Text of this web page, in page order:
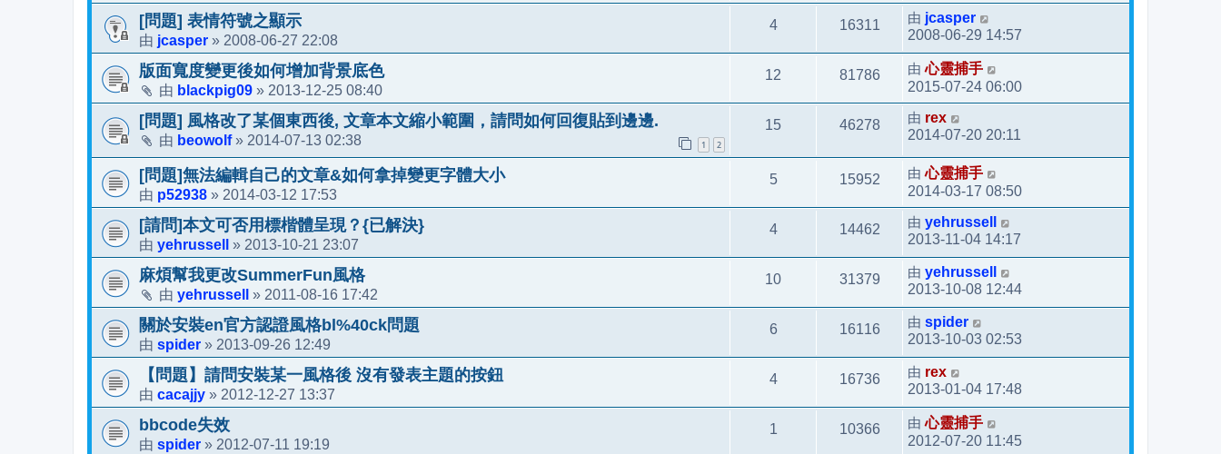
[問題] 表情符號之顯示
由 jcasper » 2008-06-27 22:08
4 16311 由 jcasper
2008-06-29 14:57
版面寬度變更後如何增加背景底色
由 blackpig09 » 2013-12-25 08:40
12 81786 由心靈捕手
2015-07-24 06:00
[問題] 風格改了某個東西後, 文章本文縮小範圍，請問如何回復貼到邊邊.
由 beowolf» 2014-07-13 02:38 1 2
15 46278 由 rex
2014-07-20 20:11
[問題]無法編輯自己的文章&如何拿掉變更字體大小
由 p52938 » 2014-03-12 17:53
5 15952 由心靈捕手
2014-03-17 08:50
[請問]本文可否用標楷體呈現？{已解決}
由 yehrussell » 2013-10-21 23:07
4 14462 由 yehrussell
2013-11-04 14:17
麻煩幫我更改SummerFun風格
由 yehrussell » 2011-08-16 17:42
10 31379 由 yehrussell
2013-10-08 12:44
關於安裝en官方認證風格bl%40ck問題
由 spider » 2013-09-26 12:49
6 16116 由 spider
2013-10-03 02:53
【問題】請問安裝某一風格後 沒有發表主題的按鈕
由 cacajjy » 2012-12-27 13:37
4 16736 由 rex
2013-01-04 17:48
bbcode失效
由 spider » 2012-07-11 19:19
1 10366 由心靈捕手
2012-07-20 11:45